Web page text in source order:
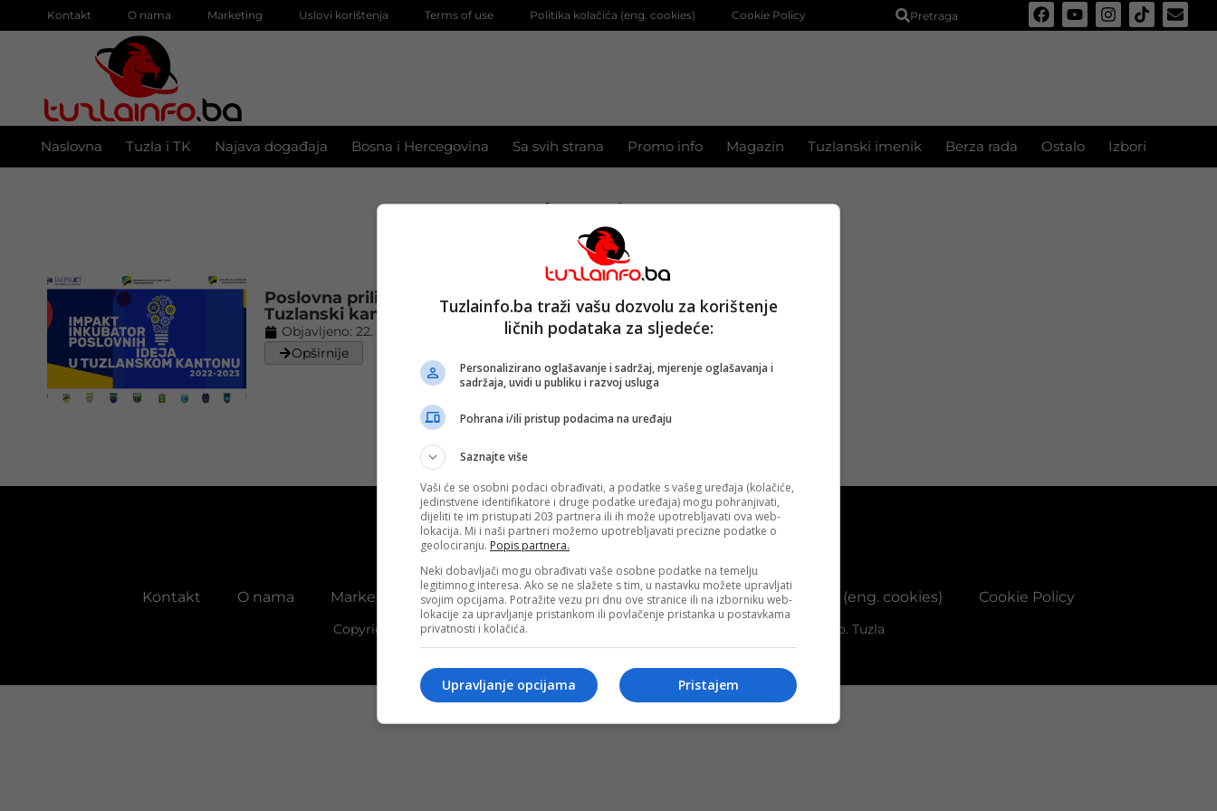
Kontakt O nama Marketing Uslovi korištenja Terms of use Politika kolačića (eng. cookies) Cookie Policy Pretraga
Naslovna Tuzla i TK Najava događaja Bosna i Hercegovina Sa svih strana Promo info Magazin Tuzlanski imenik Berza rada Ostalo Izbori
impkat
Poslovna prilika za mlade: IMPAKT raspisao javni poziv za
Tuzlanski kanton
Objavljeno:22. 04. 2022.
Opširnije
Kontakt O nama Marketing Uslovi korištenja Terms of use Politika kolačića (eng. cookies) Cookie Policy
Copyright © 2026 D.S.O. PROMUS TUZLA. Developed by: Futura Multimedia d.o.o. Tuzla
Tuzlainfo.ba traži vašu dozvolu za korištenje
ličnih podataka za sljedeće:
Personalizirano oglašavanje i sadržaj, mjerenje oglašavanja i
sadržaja, uvidi u publiku i razvoj usluga
Pohrana i/ili pristup podacima na uređaju
Saznajte više
Vaši će se osobni podaci obrađivati, a podatke s vašeg uređaja (kolačiće,
jedinstvene identifikatore i druge podatke uređaja) mogu pohranjivati,
dijeliti te im pristupati 203 partnera ili ih može upotrebljavati ova web-
lokacija. Mi i naši partneri možemo upotrebljavati precizne podatke o
geolociranju. Popis partnera.
Neki dobavljači mogu obrađivati vaše osobne podatke na temelju
legitimnog interesa. Ako se ne slažete s tim, u nastavku možete upravljati
svojim opcijama. Potražite vezu pri dnu ove stranice ili na izborniku web-
lokacije za upravljanje pristankom ili povlačenje pristanka u postavkama
privatnosti i kolačića.
Pristajem
Upravljanje opcijama